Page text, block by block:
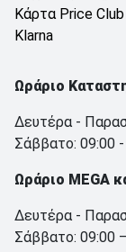
Κάρτα Price Club
Klarna
Ωράριο
Δευτέρα -
Σάββατο: 09:00
Ωράριο MEGA
Δευτέρα -
Σάββατο: 09:00